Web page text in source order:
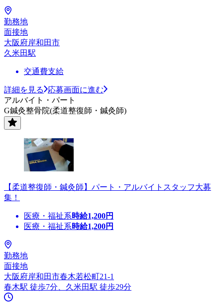
勤務地
面接地
大阪府岸和田市
久米田駅
交通費支給
詳細を見る
応募画面に進む
アルバイト・パート
G鍼灸整骨院(柔道整復師・鍼灸師)
【柔道整復師・鍼灸師】パート・アルバイトスタッフ大募
集！
医療・福祉系時給1,200円
医療・福祉系時給1,200円
勤務地
面接地
大阪府岸和田市春木若松町21-1
春木駅 徒歩7分、久米田駅 徒歩29分